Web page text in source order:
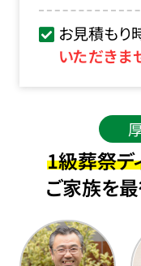
お見積もり
いただきま
1級葬祭デ
ご家族を